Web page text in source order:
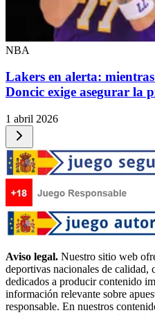
NBA
Lakers en alerta:
Doncic exige asegurar la
1 abril 2026
Aviso legal. Nuestro sitio web
deportivas nacionales de calidad,
dedicados a producir contenido
información relevante sobre
responsable. En nuestros